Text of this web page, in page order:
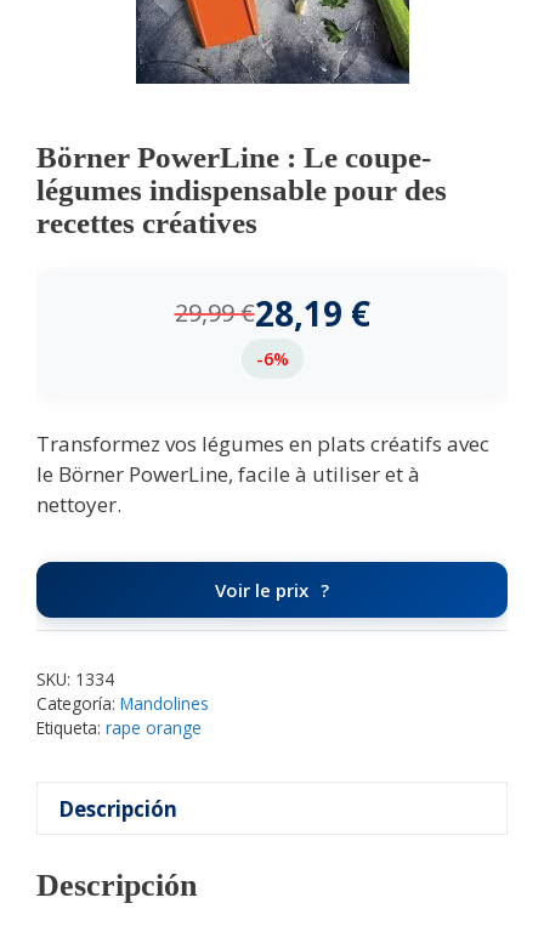
Börner PowerLine : Le coupe-
légumes indispensable pour des
recettes créatives
29,99€28,19 €
-6%
Transformez vos légumes en plats créatifs avec
le Börner PowerLine, facile à utiliser et à
nettoyer.
Voir le prix
SKU: 1334
Categoría: Mandolines
Etiqueta: rape orange
Descripción
Descripción